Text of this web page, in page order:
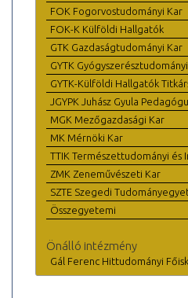
FOK Fogorvostudományi Kar
FOK-K Külföldi Hallgatók
GTK Gazdaságtudományi Kar
GYTK
GYTK-Külföldi Hallgatók
JGYPK Juhász Gyula
MGK Mezőgazdasági Kar
MK Mérnöki Kar
TTIK Természettudományi és
ZMK Zeneművészeti Kar
SZTE Szegedi
Összegyetemi
Önálló intézmény
Gál Ferenc Hittudományi